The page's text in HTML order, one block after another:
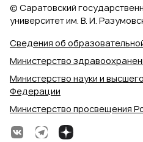
Сведения об
Министерство
Министерство науки и
Федерации
Министерство просвещения
© Саратовский
университет им. В. И.